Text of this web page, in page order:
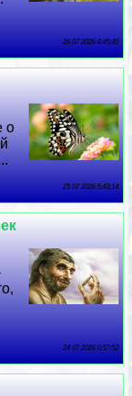
26 07 2026 4:45:49
о
25 07 2026 5:43:14
24 07 2026 0:57:52